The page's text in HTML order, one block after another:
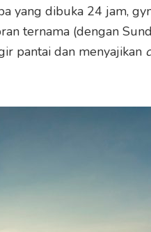
yang dibuka 24 jam,
ternama (dengan
pantai dan menyajikan